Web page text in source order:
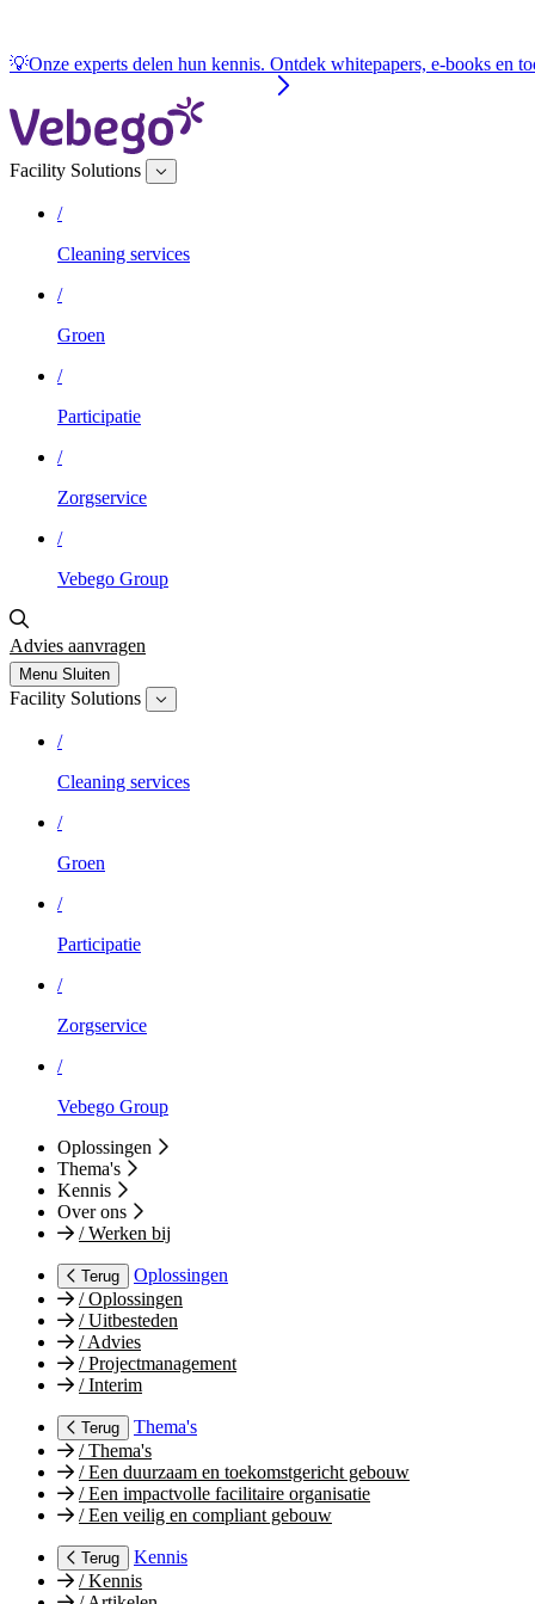
💡Onze experts delen hun kennis. Ontdek whitepapers, e-books en
Facility Solutions
/
Cleaning services
/
Groen
/
Participatie
/
Zorgservice
/
Vebego Group
Advies aanvragen
Menu Sluiten
Facility Solutions
/
Cleaning services
/
Groen
/
Participatie
/
Zorgservice
/
Vebego Group
Oplossingen
Thema's
Kennis
Over ons
/Werken bij
Terug
Oplossingen
/Oplossingen
/Uitbesteden
/Advies
/Projectmanagement
/Interim
Terug
Thema's
/Thema's
/Een duurzaam en toekomstgericht gebouw
/Een impactvolle facilitaire organisatie
/Een veilig en compliant gebouw
Terug
Kennis
/Kennis